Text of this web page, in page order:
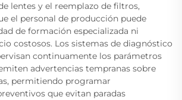
lentes y el reemplazo de filtros,
el personal de producción puede
de formación especializada ni
costosos. Los sistemas de diagnóstico
continuamente los parámetros
advertencias tempranas sobre
permitiendo programar
que evitan paradas